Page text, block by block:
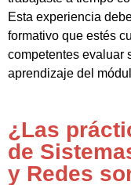
Esta experiencia
formativo que estés
competentes evaluar
aprendizaje del
¿Las
de
y Redes